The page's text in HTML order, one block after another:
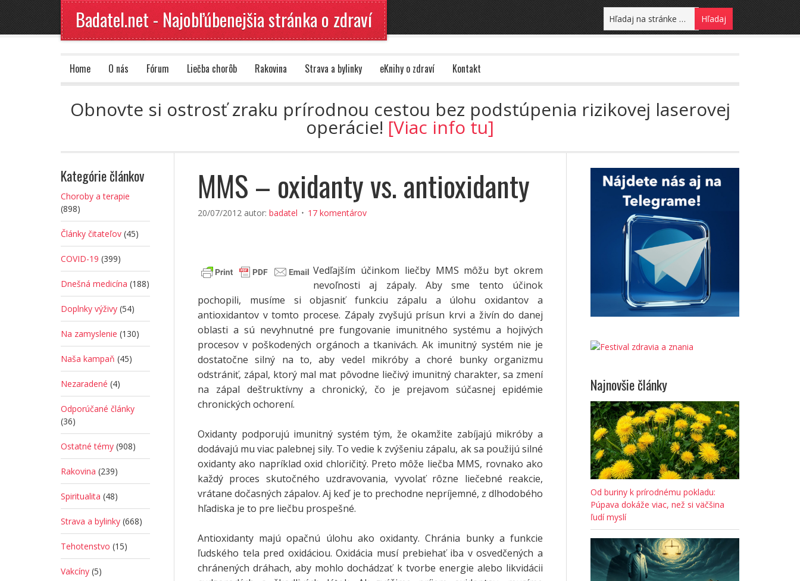
Badatel.net - Najobľúbenejšia stránka o zdraví
Home O nás Fórum Liečba chorôb Rakovina Strava a bylinky eKnihy o zdraví Kontakt
Obnovte si ostrosť zraku prírodnou cestou bez podstúpenia rizikovej laserovej
operácie! [Viac info tu]
MMS – oxidanty vs. antioxidanty
20/07/2012 autor: badatel 17 komentárov
Vedľajším účinkom liečby MMS môžu byt okrem
nevoľnosti aj zápaly. Aby sme tento účinok
pochopili, musíme si objasniť funkciu zápalu a úlohu oxidantov a
antioxidantov v tomto procese. Zápaly zvyšujú prísun krvi a živín do danej
oblasti a sú nevyhnutné pre fungovanie imunitného systému a hojivých
procesov v poškodených orgánoch a tkanivách. Ak imunitný systém nie je
dostatočne silný na to, aby vedel mikróby a choré bunky organizmu
odstrániť, zápal, ktorý mal mat pôvodne liečivý imunitný charakter, sa zmení
na zápal deštruktívny a chronický, čo je prejavom súčasnej epidémie
chronických ochorení.
Oxidanty podporujú imunitný systém tým, že okamžite zabíjajú mikróby a
dodávajú mu viac palebnej sily. To vedie k zvýšeniu zápalu, ak sa použijú silné
oxidanty ako napríklad oxid chloričitý. Preto môže liečba MMS, rovnako ako
každý proces skutočného uzdravovania, vyvolať rôzne liečebné reakcie,
vrátane dočasných zápalov. Aj keď je to prechodne nepríjemné, z dlhodobého
hľadiska je to pre liečbu prospešné.
Antioxidanty majú opačnú úlohu ako oxidanty. Chránia bunky a funkcie
ľudského tela pred oxidáciou. Oxidácia musí prebiehať iba v osvedčených a
chránených dráhach, aby mohlo dochádzať k tvorbe energie alebo likvidácii
Najnovšie články
Od buriny k prírodnému pokladu:
Púpava dokáže viac, než si väčšina
ľudí myslí
Kategórie článkov
Choroby a terapie
(898)
Články čitateľov (45)
COVID-19 (399)
Dnešná medicína (188)
Doplnky výživy (54)
Na zamyslenie (130)
Naša kampaň (45)
Nezaradené (4)
Odporúčané články
(36)
Ostatné témy (908)
Rakovina (239)
Spiritualita (48)
Strava a bylinky (668)
Tehotenstvo (15)
Vakcíny (5)